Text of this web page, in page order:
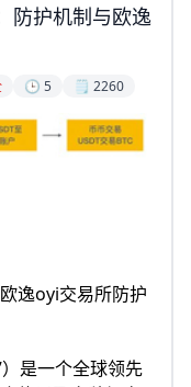
防护机制与欧逸
🕒 5 🗒️ 2260
逸oyi交易所防护
是一个全球领先